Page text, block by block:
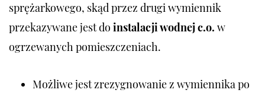
sprężarkowego, skąd przez drugi wymiennik
przekazywane jest do instalacji wodnej c.o. w
ogrzewanych pomieszczeniach.
Możliwe jest zrezygnowanie z wymiennika po